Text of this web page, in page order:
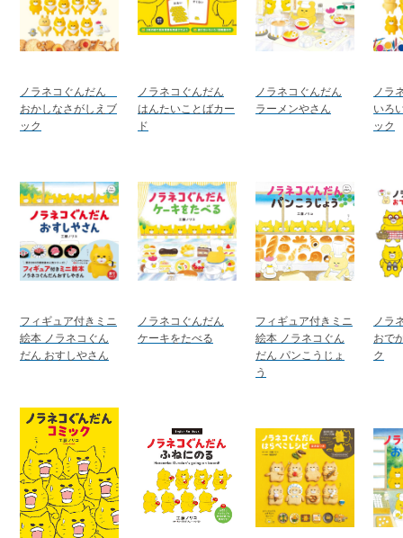
ノラネコぐんだん
おかしなさがしえブ
ック
ノラネコぐんだん
はんたいことばカー
ド
ノラネコぐんだん
ラーメンやさん
ノラ
いろ
ック
フィギュア付きミニ
絵本 ノラネコぐん
だん おすしやさん
ノラネコぐんだん
ケーキをたべる
フィギュア付きミニ
絵本 ノラネコぐん
だん パンこうじょ
う
ノラ
おで
ク